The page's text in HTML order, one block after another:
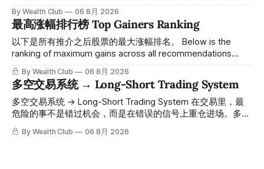
61附近精准打出Breakout突破信号。 ⠀ 从突破点起算，股价
一路反弹，最高触及91，涨幅接近50%。 ⠀ 今天股价小幅回
调5.07%，收报85.33，仍然稳稳站在突破位置上方。 ⠀ 很多
人觉得交易辛苦，是因为把时间都花在自己画线、盯盘、分析
点。 ⠀ 而这套系统，已经帮你把大数据全部跑过一遍，市场
情绪、资金流向、趋势反转位置，全部自动分析整合，直接把
高胜率信号推送到你面前。 ⠀ 你需要做的，只是准备好一份
自己喜欢的公司清单，剩下的分析交给系统。 ⠀ 交易，本该
标，以及更多核心名单、深度研究报告、交易机会 :
By Wealth Club 06 8月 2026
最高涨幅排行榜 Top Gainers Ranking
以下是所有推介之后股票的最大涨幅排名。 Below is the
ranking of maximum gains across all recommendations
since inclusion. 统计区间为2025年11月1日至2026年7月12
日。所有推介的入场价、目标价及推介日期，均在对应期数
「交易机会」文章发布时同步公开，时间戳可完整溯源，付费
会员随时可交叉核实。 The tracking period covers
November 1, 2025 to July 12, 2026. All entry prices, price
simultaneously in the corresponding "Trading Ideas"
By Wealth Club 06 8月 2026
多空交易系统 → Long-Short Trading System
多空交易系统 → Long-Short Trading System 在交易里，最
危险的事不是错过机会，而是在错误的信号上重仓进场。多空
交易系统真正高胜率的交易，把最高确信度的市场结构，直接
呈现在你的图表上。 无需成为图表专家，强大的算法自动为
By Wealth Club 06 8月 2026